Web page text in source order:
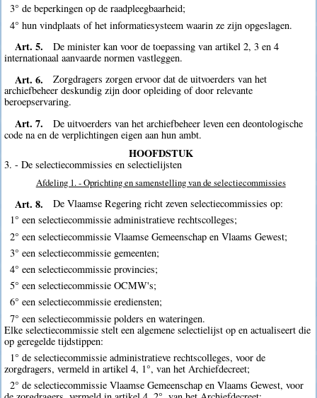
3° de beperkingen op de raadpleegbaarheid;
4° hun vindplaats of het informatiesysteem waarin ze zijn opgeslagen.
Art. 5.
De minister kan voor de toepassing van artikel 2, 3 en 4
internationaal aanvaarde normen vastleggen.
Art. 6.
Zorgdragers zorgen ervoor dat de uitvoerders van het
archiefbeheer deskundig zijn door opleiding of door relevante
beroepservaring.
Art. 7.
De uitvoerders van het archiefbeheer leven een deontologische
code na en de verplichtingen eigen aan hun ambt.
HOOFDSTUK
3. - De selectiecommissies en selectielijsten
Afdeling 1. - Oprichting en samenstelling van de selectiecommissies
Art. 8.
De Vlaamse Regering richt zeven selectiecommissies op:
1° een selectiecommissie administratieve rechtscolleges;
2° een selectiecommissie Vlaamse Gemeenschap en Vlaams Gewest;
3° een selectiecommissie gemeenten;
4° een selectiecommissie provincies;
5° een selectiecommissie OCMW's;
6° een selectiecommissie erediensten;
7° een selectiecommissie polders en wateringen.
Elke selectiecommissie stelt een algemene selectielijst op en actualiseert die
op geregelde tijdstippen:
1° de selectiecommissie administratieve rechtscolleges, voor de
zorgdragers, vermeld in artikel 4, 1°, van het Archiefdecreet;
2° de selectiecommissie Vlaamse Gemeenschap en Vlaams Gewest, voor